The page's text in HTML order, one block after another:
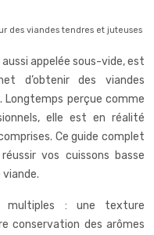
des viandes tendres et juteuses
appelée sous-vide, est
d’obtenir des viandes
perçue comme
elle est en réalité
Ce guide complet
vos cuissons basse
multiples : une texture
conservation des arômes